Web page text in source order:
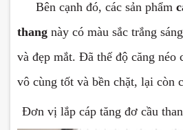
Bên cạnh đó, các sản phẩm
thang này có màu sắc trắng
và đẹp mắt. Đã thế độ căng néo
vô cùng tốt và bền chặt, lại còn
Đơn vị lắp cáp tăng đơ cầu